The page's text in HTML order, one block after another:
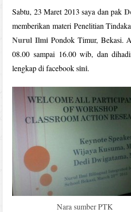
Sabtu, 23 Maret 2013 saya dan pak
memberikan materi Penelitian
Nurul Ilmi Pondok Timur, Bekasi.
08.00 sampai 16.00 wib, dan
lengkap di facebooksini.
Nara sumber PTK